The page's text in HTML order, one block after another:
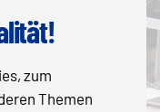
zum
Themen